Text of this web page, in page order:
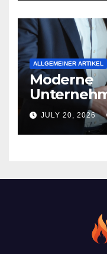
ALLGEMEINER ARTIKEL
Moderne
JULY 20, 2026